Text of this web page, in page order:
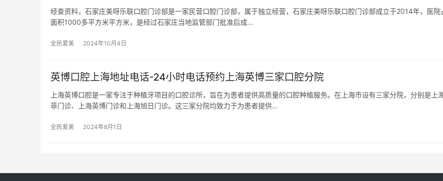
经查资料，石家庄美呀乐联口腔门诊部是一家民营口腔门诊部，属于独立经营，石家庄美呀乐联口腔门诊部成立于2014年，医院
面积1000多平方米平方米，是经过石家庄当地监管部门批准后成…
全民爱美 2024年10月4日
英博口腔上海地址电话-24小时电话预约上海英博三家口腔分院
上海英博口腔是一家专注于种植牙项目的口腔诊所，旨在为患者提供高质量的口腔种植服务。在上海市设有三家分院，分别是上
菲门诊、上海英博门诊和上海旭日门诊。这三家分院均致力于为患者提供…
全民爱美 2024年8月1日